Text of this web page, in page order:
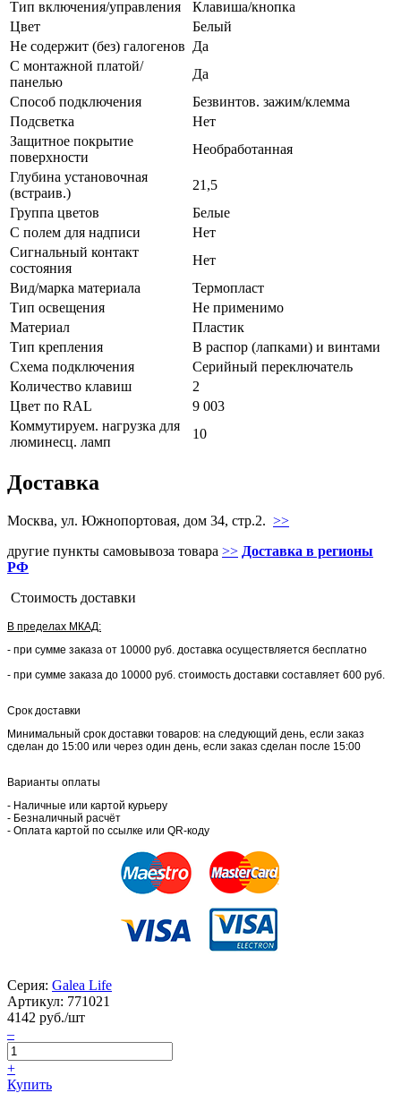
Тип включения/управления
Клавиша/кнопка
Цвет
Белый
Не содержит (без) галогенов Да
С монтажной платой/
панелью
Да
Способ подключения
Безвинтов. зажим/клемма
Подсветка
Нет
Защитное покрытие
поверхности
Необработанная
Глубина установочная
(встраив.)
21,5
Группа цветов
Белые
С полем для надписи
Нет
Сигнальный контакт
состояния
Нет
Вид/марка материала
Термопласт
Тип освещения
Не применимо
Материал
Пластик
Тип крепления
В распор (лапками) и винтами
Схема подключения
Серийный переключатель
Количество клавиш
2
Цвет по RAL
9 003
Коммутируем. нагрузка для
люминесц. ламп
10
Доставка
Москва, ул. Южнопортовая, дом 34, стр.2. >>
другие пункты самовывоза товара >> Доставка в регионы
РФ
Стоимость доставки
В пределах МКАД:
- при сумме заказа от 10000 руб. доставка осуществляется бесплатно
- при сумме заказа до 10000 руб. стоимость доставки составляет 600 руб.
Срок доставки
Минимальный срок доставки товаров: на следующий день, если заказ
сделан до 15:00 или через один день, если заказ сделан после 15:00
Варианты оплаты
- Наличные или картой курьеру
- Безналичный расчёт
- Оплата картой по ссылке или QR-коду
Серия: Galea Life
Артикул: 771021
4142 руб./шт
–
+
Купить